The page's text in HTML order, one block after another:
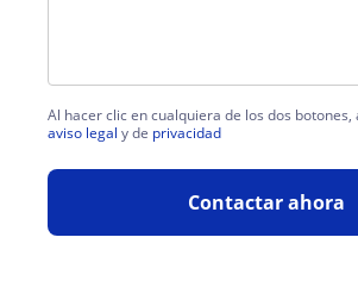
Al hacer clic en cualquiera de los dos
aviso legal y de privacidad
Contactar ahora